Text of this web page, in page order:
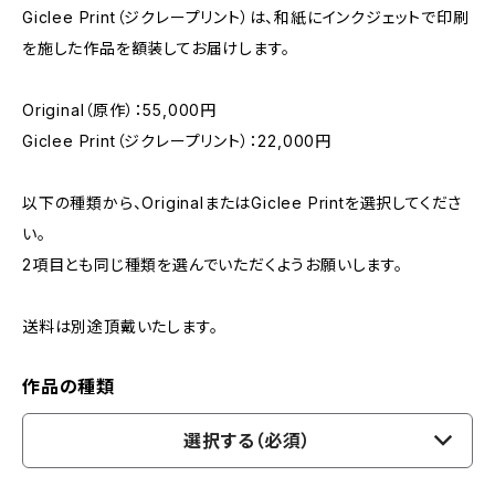
Giclee Print（ジクレープリント）は、和紙にインクジェットで印刷
を施した作品を額装してお届けします。
Original（原作）：55,000円
Giclee Print（ジクレープリント）：22,000円
以下の種類から、OriginalまたはGiclee Printを選択してくださ
い。
2項目とも同じ種類を選んでいただくようお願いします。
送料は別途頂戴いたします。
作品の種類
選択する（必須）